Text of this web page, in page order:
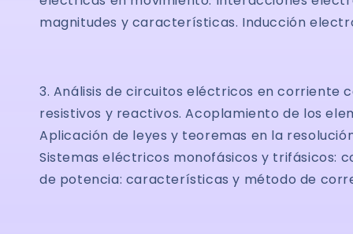
magnitudes y características. Inducción
3. Análisis de circuitos eléctricos en corriente
resistivos y reactivos. Acoplamiento de los
Aplicación de leyes y teoremas en la
Sistemas eléctricos monofásicos y trifásicos:
de potencia: características y método de